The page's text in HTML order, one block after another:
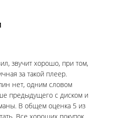
звучит хорошо, при том,
за такой плеер.
нет, одним словом
предыдущего с диском и
В общем оценка 5 из